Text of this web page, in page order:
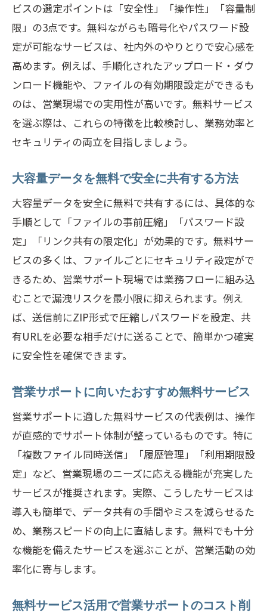
ビスの選定ポイントは「安全性」「操作性」「容量制
限」の3点です。無料ながらも暗号化やパスワード設
定が可能なサービスは、社内外のやりとりで安心感を
高めます。例えば、手順化されたアップロード・ダウ
ンロード機能や、ファイルの有効期限設定ができるも
のは、営業現場での実用性が高いです。無料サービス
を選ぶ際は、これらの特徴を比較検討し、業務効率と
セキュリティの両立を目指しましょう。
大容量データを無料で安全に共有する方法
大容量データを安全に無料で共有するには、具体的な
手順として「ファイルの事前圧縮」「パスワード設
定」「リンク共有の限定化」が効果的です。無料サー
ビスの多くは、ファイルごとにセキュリティ設定がで
きるため、営業サポート現場では業務フローに組み込
むことで漏洩リスクを最小限に抑えられます。例え
ば、送信前にZIP形式で圧縮しパスワードを設定、共
有URLを必要な相手だけに送ることで、簡単かつ確実
に安全性を確保できます。
営業サポートに向いたおすすめ無料サービス
営業サポートに適した無料サービスの代表例は、操作
が直感的でサポート体制が整っているものです。特に
「複数ファイル同時送信」「履歴管理」「利用期限設
定」など、営業現場のニーズに応える機能が充実した
サービスが推奨されます。実際、こうしたサービスは
導入も簡単で、データ共有の手間やミスを減らせるた
め、業務スピードの向上に直結します。無料でも十分
な機能を備えたサービスを選ぶことが、営業活動の効
率化に寄与します。
無料サービス活用で営業サポートのコスト削